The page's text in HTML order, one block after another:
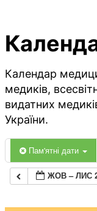
Календар
медиків,
видатних
України.
Пам'ятні дати
ЖОВ – ЛИС